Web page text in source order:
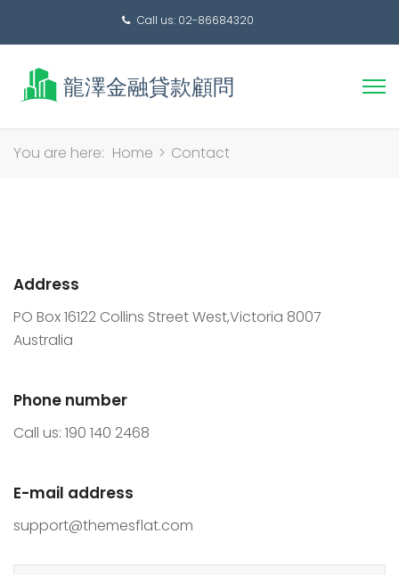
Call us: 02-86684320
搜
You are here: Home > Contact
Address
PO Box 16122 Collins Street West,Victoria 8007
Australia
Phone number
Call us: 190 140 2468
E-mail address
support@themesflat.com